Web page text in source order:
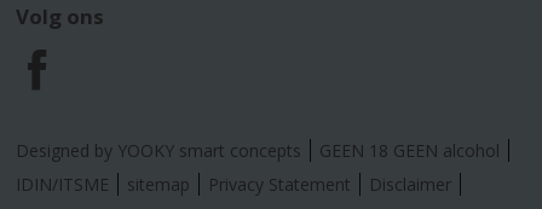
Volg ons
F
a
c
Designed by YOOKY smart concepts
GEEN 18 GEEN alcohol
IDIN/ITSME
sitemap Privacy Statement
Disclaimer